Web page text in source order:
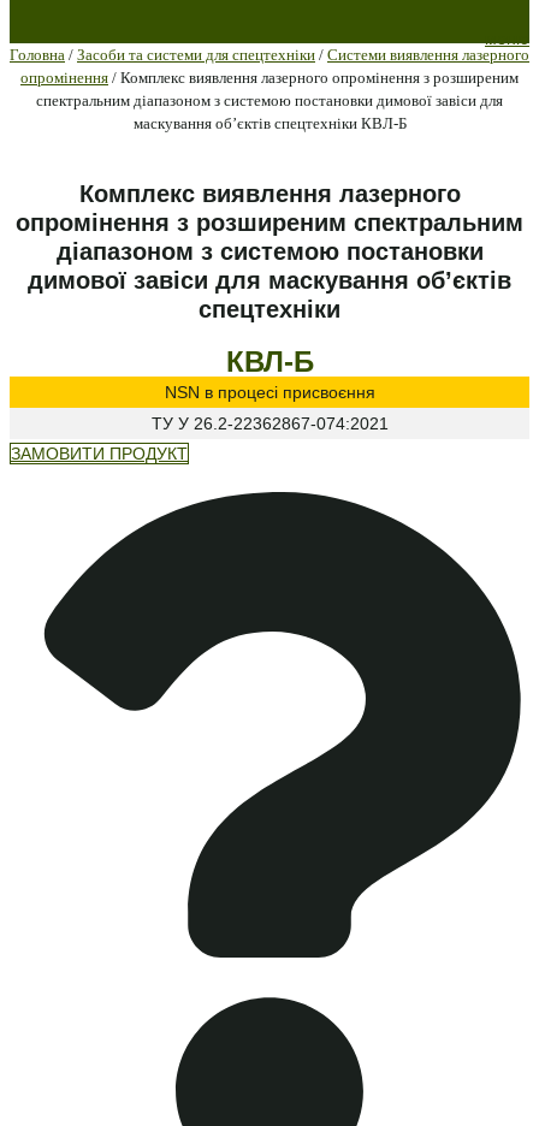
Головна / Засоби та системи для спецтехніки / Системи виявлення лазерного
опромінення / Комплекс виявлення лазерного опромінення з розширеним
спектральним діапазоном з системою постановки димової завіси для
маскування об’єктів спецтехніки КВЛ-Б
Комплекс виявлення лазерного
опромінення з розширеним спектральним
діапазоном з системою постановки
димової завіси для маскування об’єктів
спецтехніки
КВЛ-Б
NSN в процесі присвоєння
ТУ У 26.2-22362867-074:2021
ЗАМОВИТИ ПРОДУКТ